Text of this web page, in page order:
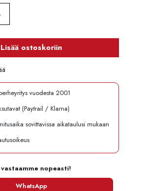
Lisää ostoskoriin
vuodesta 2001
(Paytrail / Klarna)
sovittavissa aikataulusi mukaan
nopeasti!
WhatsApp